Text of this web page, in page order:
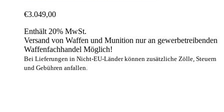
€3.049,00
Enthält 20% MwSt.
Versand von Waffen und Munition nur an gewerbetreibenden
Waffenfachhandel Möglich!
Bei Lieferungen in Nicht-EU-Länder können zusätzliche Zölle, Steuern
und Gebühren anfallen.